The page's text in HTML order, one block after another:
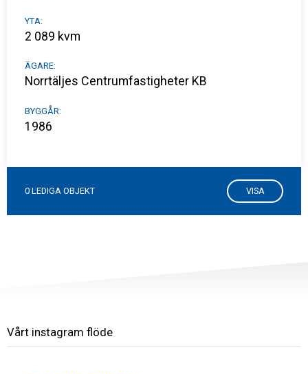
YTA:
2 089 kvm
ÄGARE:
Norrtäljes Centrumfastigheter KB
BYGGÅR:
1986
0 LEDIGA OBJEKT VISA
Vårt instagram flöde